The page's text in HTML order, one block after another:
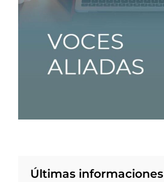
Últimas informaciones